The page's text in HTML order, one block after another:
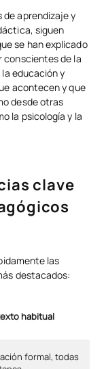
de aprendizaje y
siguen
se han explicado
conscientes de la
educación y
acontecen y que
desde otras
la psicología y la
clave
las
destacados:
habitual
formal, todas